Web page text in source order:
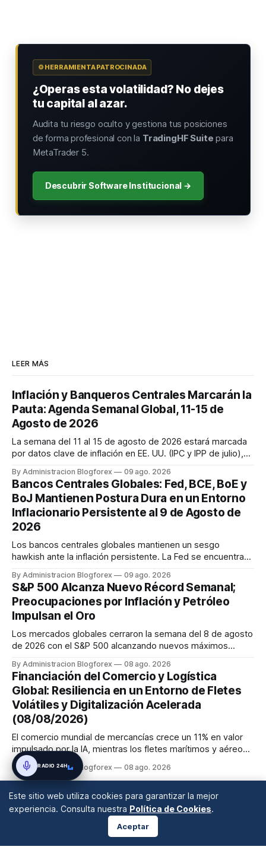
⚙️ HERRAMIENTA PATROCINADA
¿Operas esta volatilidad? No dejes
tu capital al azar.
Audita tu riesgo oculto y gestiona tus posiciones
de forma profesional con la TradingHF Suite para
MetaTrader 5.
Descubrir Software Institucional →
LEER MÁS
Inflación y Banqueros Centrales Marcarán la
Pauta: Agenda Semanal Global, 11-15 de
Agosto de 2026
La semana del 11 al 15 de agosto de 2026 estará marcada
por datos clave de inflación en EE. UU. (IPC y IPP de julio),
decisión de tipos del RBA y la estimación del PIB del Reino
Unido. Los mercados cierran la semana con un sentimiento
mixto, ...
By Administracion Blogforex 09 ago. 2026
Bancos Centrales Globales: Fed, BCE, BoE y
BoJ Mantienen Postura Dura en un Entorno
Inflacionario Persistente al 9 de Agosto de
2026
Los bancos centrales globales mantienen un sesgo
hawkish ante la inflación persistente. La Fed se encuentra
también se inclina hacia una subida de tasas en septiembre.
El Banco de Inglaterra mantiene su tasa, pero con un comité
dividido ...
By Administracion Blogforex 09 ago. 2026
S&P 500 Alcanza Nuevo Récord Semanal;
Preocupaciones por Inflación y Petróleo
Impulsan el Oro
Los mercados globales cerraron la semana del 8 de agosto
de 2026 con el S&P 500 alcanzando nuevos máximos
renta fija vio una caída en los rendimientos del Tesoro de
EE. UU. tras un informe de empleo más débil. El petróleo se
mantuvo al ...
By Administracion Blogforex 08 ago. 2026
Financiación del Comercio y Logística
Global: Resiliencia en un Entorno de Fletes
Volátiles y Digitalización Acelerada
(08/08/2026)
El comercio mundial de mercancías crece un 11% en valor
impulsado por la IA, mientras los fletes marítimos y aéreos
mantienen su volatilidad y precios elevados por
disrupciones geopolíticas y congestión. La financiación del
y el mercado...
By Administracion Blogforex 08 ago. 2026
Este sitio web utiliza cookies para garantizar la mejor
experiencia. Consulta nuestra Política de Cookies.
Aceptar
RADIO 24H